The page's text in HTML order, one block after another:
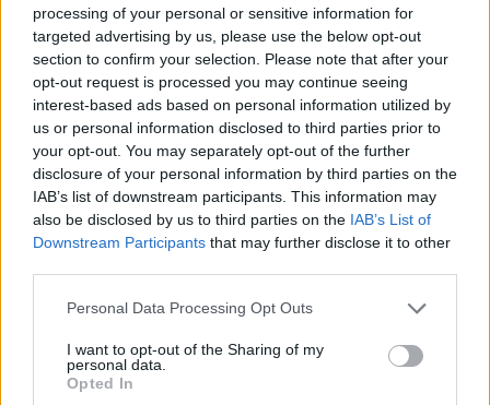
processing of your personal or sensitive information for
targeted advertising by us, please use the below opt-out
section to confirm your selection. Please note that after your
opt-out request is processed you may continue seeing
interest-based ads based on personal information utilized by
us or personal information disclosed to third parties prior to
your opt-out. You may separately opt-out of the further
disclosure of your personal information by third parties on the
IAB’s list of downstream participants. This information may
also be disclosed by us to third parties on the IAB’s List of
Downstream Participants that may further disclose it to other
Please note that this website/app uses one or more Google
not limited to your visit or usage behaviour. You may click to
grant or deny consent to Google and its third-party tags to
use your data for below specified purposes in below Google
Personal Data Processing Opt Outs
I want to opt-out of the Sharing of my
personal data.
Opted In
Αναμφίβολα, η απομάκρυνση των λεκέδων λαδιού στον
κινητήρα και πέριξ αυτού είναι απαραίτητη όχι μόνο για